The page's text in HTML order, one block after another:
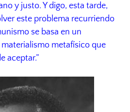
y justo. Y digo, esta tarde,
este problema recurriendo
se basa en un
metafísico que
aceptar.”